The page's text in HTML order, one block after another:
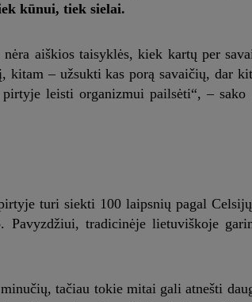
kūnui, tiek sielai.
aiškios taisyklės, kiek kartų per
kitam – užsukti kas porą savaičių, dar
leisti organizmui pailsėti“, –
turi siekti 100 laipsnių pagal
tradicinėje lietuviškoje
tačiau tokie mitai gali atnešti